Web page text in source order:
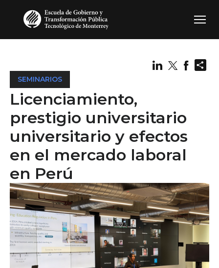
SEMINARIOS
Licenciamiento,
prestigio universitario
universitario y efectos
en el mercado laboral
en Perú